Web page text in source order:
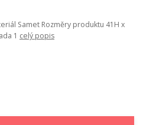
Samet Rozměry produktu 41H x
1 celý popis